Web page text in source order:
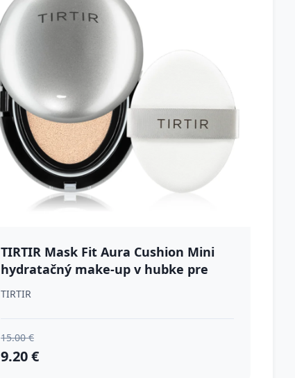
TIRTIR Mask Fit Aura Cushion Mini
hydratačný make-up v hubke pre
rozjasnenie pleti odtieň 23N Sand 4.5
TIRTIR
15.00 €
9.20 €